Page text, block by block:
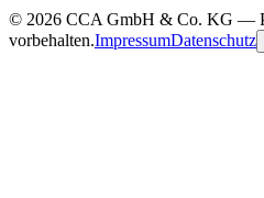
© 2026 CCA GmbH & Co. KG —
vorbehalten.ImpressumDatenschutz